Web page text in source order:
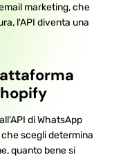
marketing, che
l'API diventa una
di WhatsApp
scegli determina
quanto bene si